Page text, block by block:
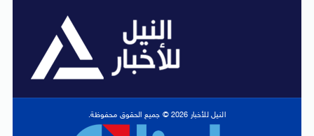
النيل للأخبار 2026 © جميع الحقوق محفوظة.